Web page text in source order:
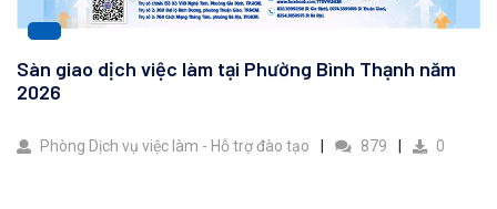
Sàn giao dịch việc làm tại Phường Bình Thạnh năm
2026
Phòng Dịch vụ việc làm - Hỗ trợ đào tạo 879 0